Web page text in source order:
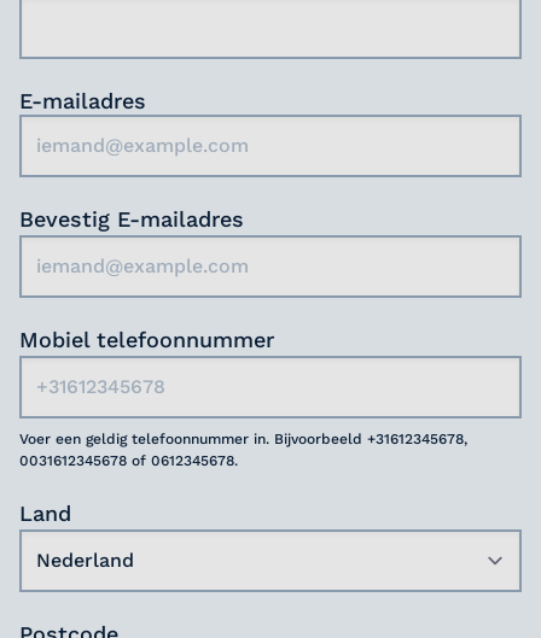
E-mailadres
Bevestig E-mailadres
Mobiel telefoonnummer
Voer een geldig telefoonnummer in. Bijvoorbeeld +31612345678,
0031612345678 of 0612345678.
Land